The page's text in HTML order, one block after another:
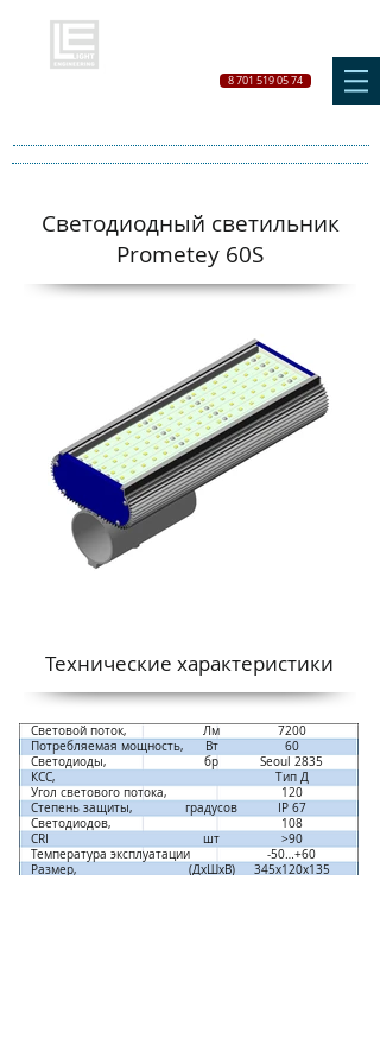
8 701 519 05 74
Светодиодный светильник
Prometey 60S
Технические характеристики​
Световой поток,
Потребляемая мощность,
Светодиоды,
КСС,
Угол светового потока,
Степень защиты,
Светодиодов,
CRI
Температура эксплуатации
Размер,
7200
60
Seoul 2835
Тип Д
120
IP 67
108
>90
-50…+60
345х120х135
Лм
Вт
бр
градусов
шт
(ДхШхВ)